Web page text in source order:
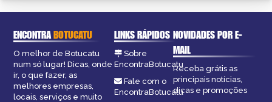
ENCONTRABOTUCATU
O melhor de Botucatu
num só lugar! Dicas, onde
ir, o que fazer, as
melhores empresas,
locais, serviços e muito
LINKS RÁPIDOS
Sobre
EncontraBotucatu
Fale com o
EncontraBotucatu
NOVIDADES POR E-
MAIL
Receba grátis as
principais notícias,
dicas e promoções